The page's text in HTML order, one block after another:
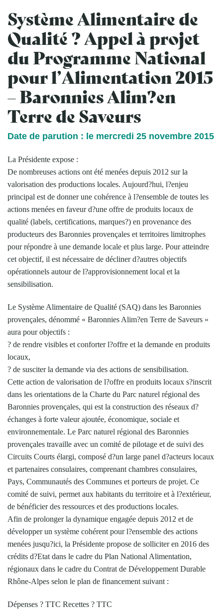
Système Alimentaire de
Qualité ? Appel à projet
du Programme National
pour l’Alimentation 2015
– Baronnies Alim?en
Terre de Saveurs
Date de parution : le mercredi 25 novembre 2015
La Présidente expose :
De nombreuses actions ont été menées depuis 2012 sur la
valorisation des productions locales. Aujourd?hui, l?enjeu
principal est de donner une cohérence à l?ensemble de toutes les
actions menées en faveur d?une offre de produits locaux de
qualité (labels, certifications, marques?) en provenance des
producteurs des Baronnies provençales et territoires limitrophes
pour répondre à une demande locale et plus large. Pour atteindre
cet objectif, il est nécessaire de décliner d?autres objectifs
opérationnels autour de l?approvisionnement local et la
sensibilisation.
Le Système Alimentaire de Qualité (SAQ) dans les Baronnies
provençales, dénommé « Baronnies Alim?en Terre de Saveurs »
aura pour objectifs :
? de rendre visibles et conforter l?offre et la demande en produits
locaux,
? de susciter la demande via des actions de sensibilisation.
Cette action de valorisation de l?offre en produits locaux s?inscrit
dans les orientations de la Charte du Parc naturel régional des
Baronnies provençales, qui est la construction des réseaux d?
échanges à forte valeur ajoutée, économique, sociale et
environnementale. Le Parc naturel régional des Baronnies
provençales travaille avec un comité de pilotage et de suivi des
Circuits Courts élargi, composé d?un large panel d?acteurs locaux
et partenaires consulaires, comprenant chambres consulaires,
Pays, Communautés des Communes et porteurs de projet. Ce
comité de suivi, permet aux habitants du territoire et à l?extérieur,
de bénéficier des ressources et des productions locales.
Afin de prolonger la dynamique engagée depuis 2012 et de
développer un système cohérent pour l?ensemble des actions
menées jusqu?ici, la Présidente propose de solliciter en 2016 des
crédits d?Etat dans le cadre du Plan National Alimentation,
régionaux dans le cadre du Contrat de Développement Durable
Rhône-Alpes selon le plan de financement suivant :
Dépenses ? TTC Recettes ? TTC